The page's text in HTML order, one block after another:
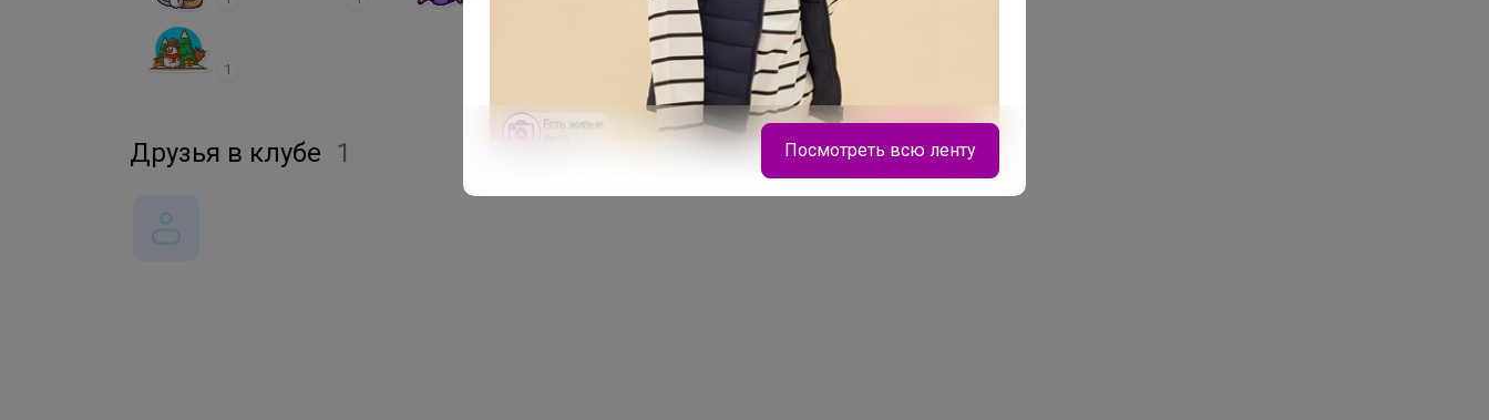
1
Друзья в клубе 1 Посмотреть всю ленту